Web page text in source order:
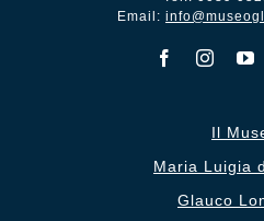
Email:
Il
Maria Luigia
Glauco